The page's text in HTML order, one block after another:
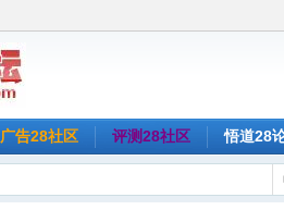
广告28社区 评测28社区 悟道28